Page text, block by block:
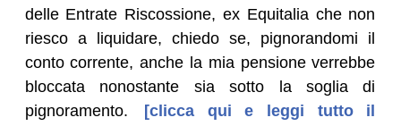
delle Entrate Riscossione, ex Equitalia che non
riesco a liquidare, chiedo se, pignorandomi il
conto corrente, anche la mia pensione verrebbe
bloccata nonostante sia sotto la soglia di
pignoramento.
[clicca qui e leggi tutto il